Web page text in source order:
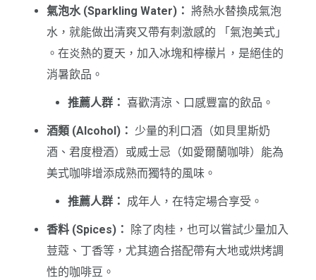
氣泡水 (Sparkling Water)： 將熱水替換成氣泡
水，就能做出清爽又帶有刺激感的 「氣泡美式」
。在炎熱的夏天，加入冰塊和檸檬片，是絕佳的
消暑飲品。
推薦人群： 喜歡清涼、口感豐富的飲品。
酒類 (Alcohol)： 少量的利口酒（如貝里斯奶
酒、君度橙酒）或威士忌（如愛爾蘭咖啡）能為
美式咖啡增添成熟而獨特的風味。
推薦人群： 成年人，在特定場合享受。
香料 (Spices)：
除了肉桂，也可以嘗試少量加入
荳蔻、丁香等，尤其適合搭配帶有大地或烘烤調
性的咖啡豆。